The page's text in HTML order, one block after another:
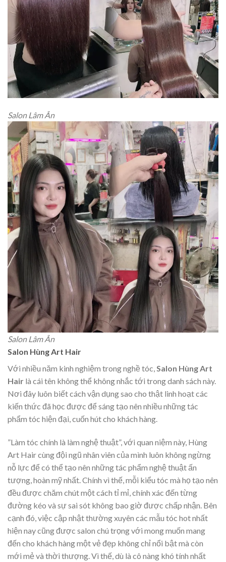
Salon Lâm Ân
Salon Lâm Ân
Salon Hùng Art Hair
Với nhiều năm kinh nghiệm trong nghề tóc,Salon Hùng Art
Hair là cái tên không thể không nhắc tới trong danh sách này.
Nơi đây luôn biết cách vận dụng sao cho thật linh hoạt các
kiến thức đã học được để sáng tạo nên nhiều những tác
phẩm tóc hiện đại, cuốn hút cho khách hàng.
”Làm tóc chính là làm nghệ thuật”, với quan niệm này, Hùng
Art Hair cùng đội ngũ nhân viên của mình luôn không ngừng
nỗ lực để có thể tạo nên những tác phẩm nghệ thuật ấn
tượng, hoàn mỹ nhất. Chính vì thế, mỗi kiểu tóc mà họ tạo nên
đều được chăm chút một cách tỉ mỉ, chính xác đến từng
đường kéo và sự sai sót không bao giờ được chấp nhận. Bên
cạnh đó, việc cập nhật thường xuyên các mẫu tóc hot nhất
hiện nay cũng được salon chú trọng với mong muốn mang
đến cho khách hàng một vẻ đẹp không chỉ nổi bật mà còn
mới mẻ và thời thượng. Vì thế, dù là cô nàng khó tính nhất